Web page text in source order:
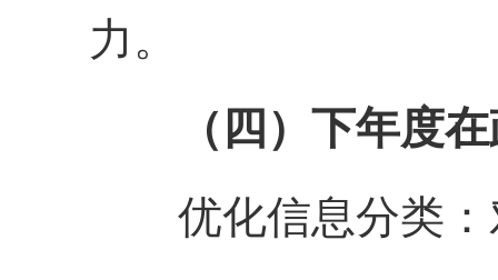
力。
（四）下年度
优化信息分类：